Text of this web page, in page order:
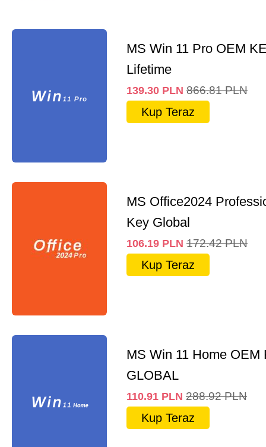
MS Win 11 Pro OEM
Lifetime
139.30 PLN 866.81 PLN
Kup Teraz
MS Office2024
Key Global
106.19 PLN 172.42 PLN
Kup Teraz
MS Win 11 Home OEM
GLOBAL
110.91 PLN 288.92 PLN
Kup Teraz